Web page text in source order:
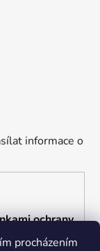
procházením
informace o
ochrany